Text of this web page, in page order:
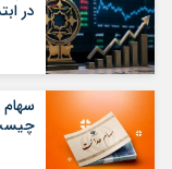
در
سهام